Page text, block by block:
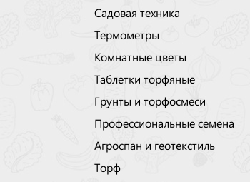
Садовая техника
Термометры
Комнатные цветы
Таблетки торфяные
Грунты и торфосмеси
Профессиональные семена
Агроспан и геотекстиль
Торф